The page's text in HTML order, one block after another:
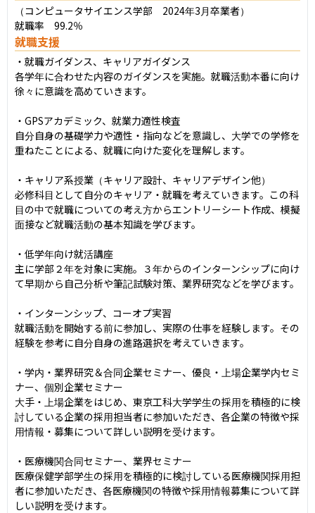
（コンピュータサイエンス学部　2024年3月卒業者）
就職率　99.2％
就職支援
・就職ガイダンス、キャリアガイダンス
各学年に合わせた内容のガイダンスを実施。就職活動本番に向け
徐々に意識を高めていきます。
・GPSアカデミック、就業力適性検査
自分自身の基礎学力や適性・指向などを意識し、大学での学修を
重ねたことによる、就職に向けた変化を理解します。
・キャリア系授業（キャリア設計、キャリアデザイン他）
必修科目として自分のキャリア・就職を考えていきます。この科
目の中で就職についての考え方からエントリーシート作成、模擬
面接など就職活動の基本知識を学びます。
・低学年向け就活講座
主に学部２年を対象に実施。３年からのインターンシップに向け
て早期から自己分析や筆記試験対策、業界研究などを学びます。
・インターンシップ、コーオプ実習
就職活動を開始する前に参加し、実際の仕事を経験します。その
経験を参考に自分自身の進路選択を考えていきます。
・学内・業界研究＆合同企業セミナー、優良・上場企業学内セミ
ナー、個別企業セミナー
大手・上場企業をはじめ、東京工科大学学生の採用を積極的に検
討している企業の採用担当者に参加いただき、各企業の特徴や採
用情報・募集について詳しい説明を受けます。
・医療機関合同セミナー、業界セミナー
医療保健学部学生の採用を積極的に検討している医療機関採用担
者に参加いただき、各医療機関の特徴や採用情報募集について詳
しい説明を受けます。